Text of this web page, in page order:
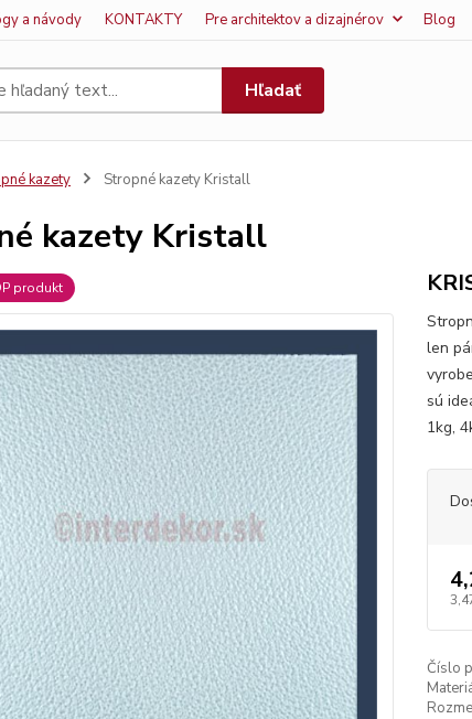
a návody KONTAKTY Pre architektov a dizajnérov Blog
Hľadať
kazety Stropné kazety Kristall
kazety Kristall
produkt
len
sú
1kg,
Číslo